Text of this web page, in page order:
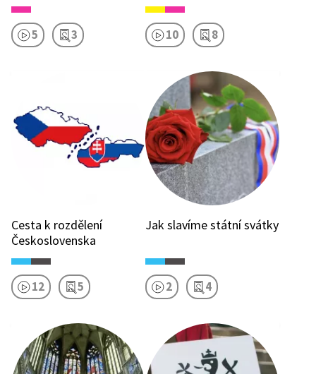
5 3 10 8
Cesta k rozdělení
Československa
12 5
Jak slavíme státní svátky
2 4